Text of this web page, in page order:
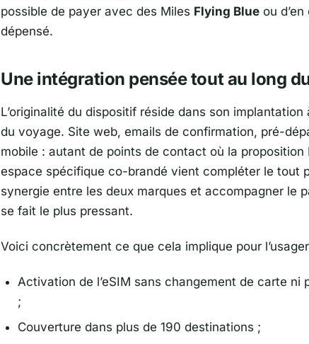
possible de payer avec des Miles Flying Blue ou
dépensé.
Une intégration pensée tout au long
L’originalité du dispositif réside dans son
du voyage. Site web, emails de confirmation, pré-
mobile : autant de points de contact où la proposition
espace spécifique co-brandé vient compléter le tout
synergie entre les deux marques et accompagner le
se fait le plus pressant.
Voici concrètement ce que cela implique pour
Activation de l’eSIM sans changement de carte ni
;
Couverture dans plus de 190 destinations ;